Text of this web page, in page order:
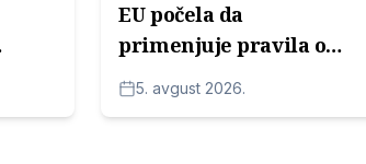
EU počela da
primenjuje pravila o
označavanju AI
sadržaja: Šta redakcije
5. avgust 2026.